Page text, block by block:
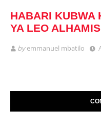
HABARI KUBWA
YA LEO
byemmanuel mbatilo